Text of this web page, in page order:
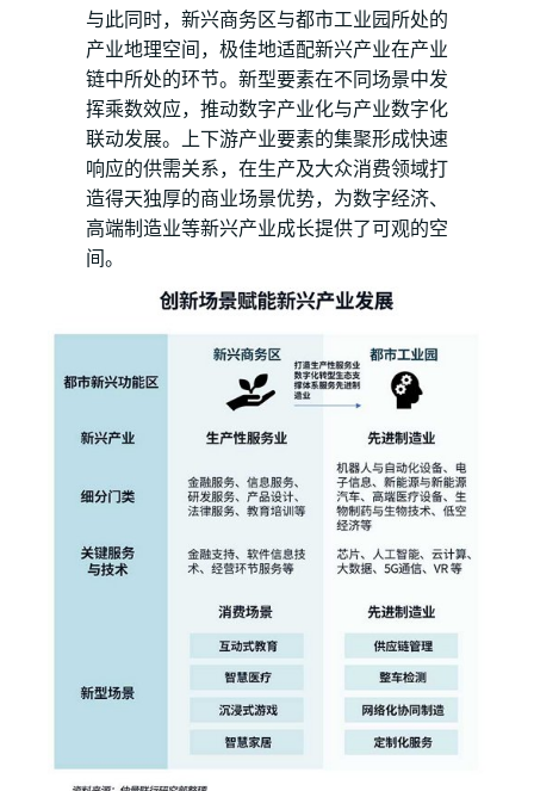
与此同时，新兴商务区与都市工业园所处的
产业地理空间，极佳地适配新兴产业在产业
链中所处的环节。新型要素在不同场景中发
挥乘数效应，推动数字产业化与产业数字化
联动发展。上下游产业要素的集聚形成快速
响应的供需关系，在生产及大众消费领域打
造得天独厚的商业场景优势，为数字经济、
高端制造业等新兴产业成长提供了可观的空
间。